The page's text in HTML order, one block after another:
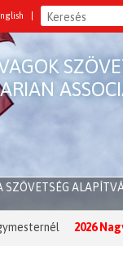
SZÖVETSÉG
2026 Nagyböjt:A